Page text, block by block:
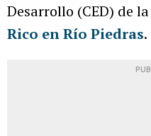
Desarrollo (CED) de la
Rico en Río Piedras.